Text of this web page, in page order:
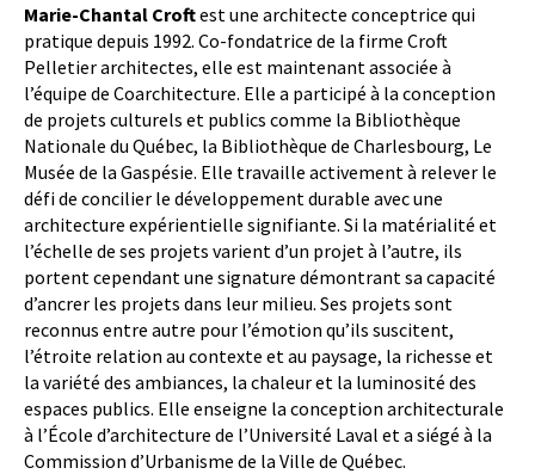
Marie-Chantal Croftest une architecte conceptrice qui
pratique depuis 1992. Co-fondatrice de la firme Croft
Pelletier architectes, elle est maintenant associée à
l’équipe de Coarchitecture. Elle a participé à la conception
de projets culturels et publics comme la Bibliothèque
Nationale du Québec, la Bibliothèque de Charlesbourg, Le
Musée de la Gaspésie. Elle travaille activement à relever le
défi de concilier le développement durable avec une
architecture expérientielle signifiante. Si la matérialité et
l’échelle de ses projets varient d’un projet à l’autre, ils
portent cependant une signature démontrant sa capacité
d’ancrer les projets dans leur milieu. Ses projets sont
reconnus entre autre pour l’émotion qu’ils suscitent,
l’étroite relation au contexte et au paysage, la richesse et
la variété des ambiances, la chaleur et la luminosité des
espaces publics. Elle enseigne la conception architecturale
à l’École d’architecture de l’Université Laval et a siégé à la
Commission d’Urbanisme de la Ville de Québec.